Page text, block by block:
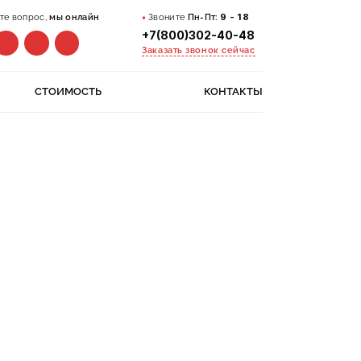
вопрос,мы онлайн Звоните Пн-Пт: 9 - 18
+7(800)302-40-48
Заказать звонок сейчас
СТОИМОСТЬ КОНТАКТЫ